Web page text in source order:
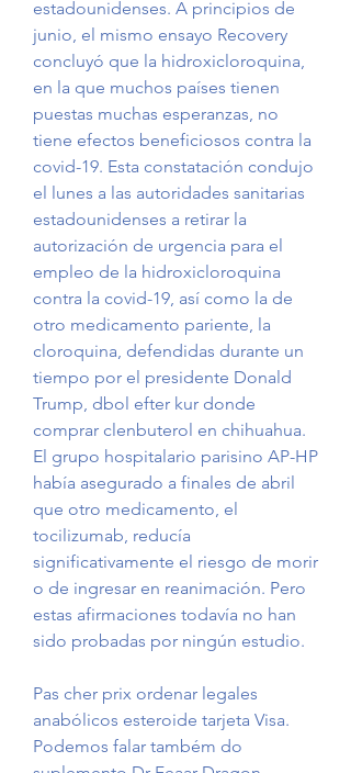
estadounidenses. A principios de
junio, el mismo ensayo Recovery
concluyó que la hidroxicloroquina,
en la que muchos países tienen
puestas muchas esperanzas, no
tiene efectos beneficiosos contra la
covid-19. Esta constatación condujo
el lunes a las autoridades sanitarias
estadounidenses a retirar la
autorización de urgencia para el
empleo de la hidroxicloroquina
contra la covid-19, así como la de
otro medicamento pariente, la
cloroquina, defendidas durante un
tiempo por el presidente Donald
Trump, dbol efter kur donde
comprar clenbuterol en chihuahua.
El grupo hospitalario parisino AP-HP
había asegurado a finales de abril
que otro medicamento, el
tocilizumab, reducía
significativamente el riesgo de morir
o de ingresar en reanimación. Pero
estas afirmaciones todavía no han
sido probadas por ningún estudio.
Pas cher prix ordenar legales
anabólicos esteroide tarjeta Visa.
Podemos falar também do